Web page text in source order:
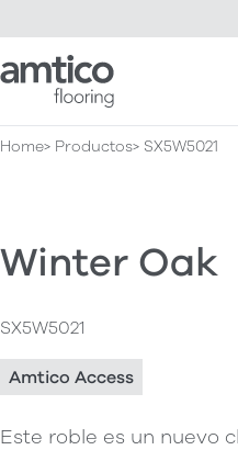
Amtico Flooring
Home Productos SX5W5021
Winter Oak
SX5W5021
Amtico Access
Este roble es un nuevo